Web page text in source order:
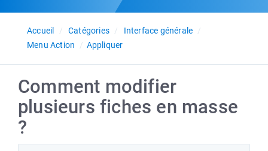
Français
Accueil
Catégories
Interface générale
Menu Action
Appliquer
Comment modifier
plusieurs fiches en masse
?